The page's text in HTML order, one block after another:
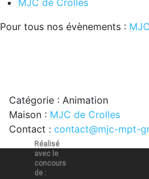
MJC de Crolles
Pour tous nos évènements :
Catégorie : Animation
Maison : MJC de Crolles
Contact : contact@mjc-mpt-
Réalisé
avec le
concours
de :